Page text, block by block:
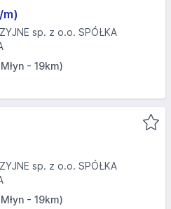
sp. z o.o. SPÓŁKA
- 19km)
sp. z o.o. SPÓŁKA
- 19km)